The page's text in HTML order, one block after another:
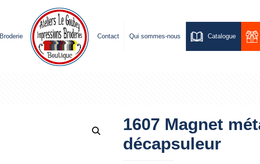
Broderie Contact Qui sommes-nous Catalogue
1607 Magnet
décapsuleur